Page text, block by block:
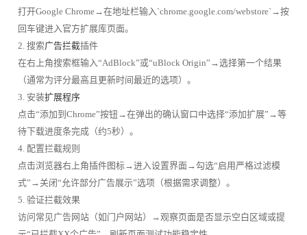
打开Google Chrome→在地址栏输入`chrome.google.com/webstore`→按
回车键进入官方扩展库页面。
2. 搜索广告拦截插件
在右上角搜索框输入“AdBlock”或“uBlock Origin”→选择第一个结果
（通常为评分最高且更新时间最近的选项）。
3. 安装扩展程序
点击“添加到Chrome”按钮→在弹出的确认窗口中选择“添加扩展”→等
待下载进度条完成（约5秒）。
4. 配置拦截规则
点击浏览器右上角插件图标→进入设置界面→勾选“启用严格过滤模
式”→关闭“允许部分广告展示”选项（根据需求调整）。
5. 验证拦截效果
访问常见广告网站（如门户网站）→观察页面是否显示空白区域或提